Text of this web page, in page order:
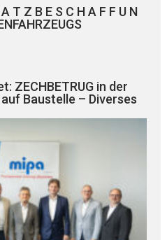
T Z B E S C H A F F U N
ZECHBETRUG in der
Baustelle – Diverses